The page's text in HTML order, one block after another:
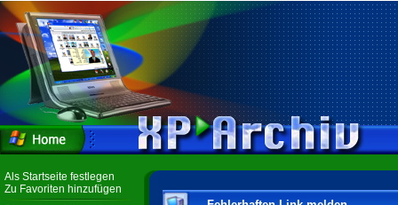
Als Startseite festlegen
Zu Favoriten hinzufügen